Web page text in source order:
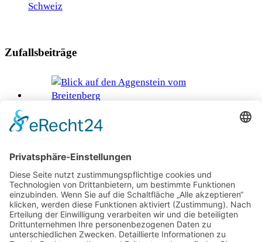
Schweiz
Zufallsbeiträge
Hütteng‘schichterl aus Pfronten
Das Mystische Waldviertel – Eine Reise zu
energiegeladenen Naturerlebnissen
Von einer Schnapsidee zum eigenen Hotel auf der